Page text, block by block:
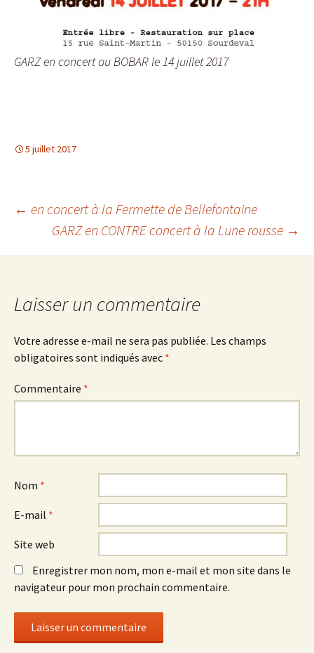
GARZ en concert au BOBAR le 14 juillet 2017
5 juillet 2017
Navigation
des
articles
← en concert à la Fermette de Bellefontaine
GARZ en CONTRE concert à la Lune rousse →
Laisser un commentaire
Votre adresse e-mail ne sera pas publiée. Les champs
obligatoires sont indiqués avec *
Commentaire *
Nom *
E-mail *
Site web
Enregistrer mon nom, mon e-mail et mon site dans le
navigateur pour mon prochain commentaire.